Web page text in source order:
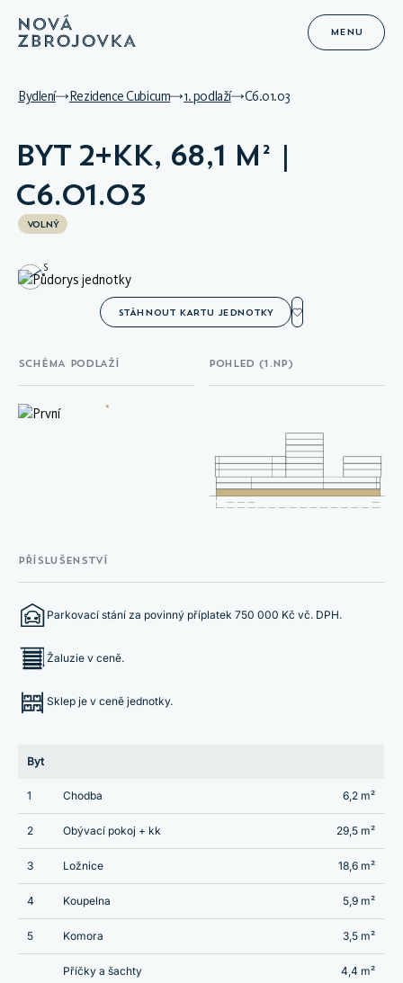
MENU
Bydlení Rezidence Cubicum 1. podlaží C6.01.03
BYT 2+KK, 68,1 M² |
C6.01.03
VOLNÝ
S
STÁHNOUT KARTU JEDNOTKY
SCHÉMA PODLAŽÍ POHLED (1.NP)
PŘÍSLUŠENSTVÍ
Parkovací stání za povinný příplatek 750 000 Kč vč. DPH.
Žaluzie v ceně.
Sklep je v ceně jednotky.
Byt
1 Chodba 6,2 m²
2 Obývací pokoj + kk 29,5 m²
3 Ložnice 18,6 m²
4 Koupelna 5,9 m²
5 Komora 3,5 m²
Příčky a šachty 4,4 m²